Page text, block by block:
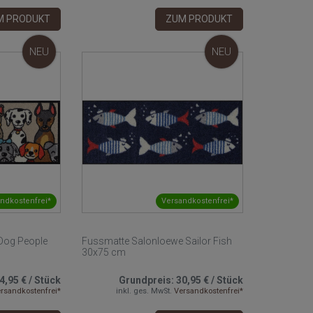
PRODUKT ZUM PRODUKT
NEU
People
€/Stück
Versandkostenfrei*
NEU
Fussmatte Salonloewe Sailor Fish
30x75 cm
Grundpreis: 30,95 €/Stück
inkl. ges. MwSt. Versandkostenfrei*